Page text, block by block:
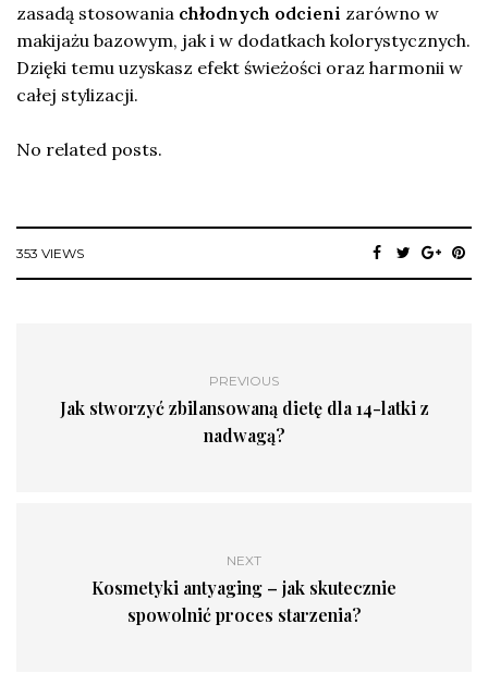
zasadą stosowania chłodnych odcieni zarówno w
makijażu bazowym, jak i w dodatkach kolorystycznych.
Dzięki temu uzyskasz efekt świeżości oraz harmonii w
całej stylizacji.
No related posts.
353 VIEWS
PREVIOUS
Jak stworzyć zbilansowaną dietę dla 14-latki z
nadwagą?
NEXT
Kosmetyki antyaging – jak skutecznie
spowolnić proces starzenia?